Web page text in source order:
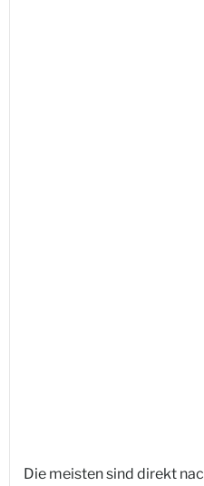
Die meisten sind direkt